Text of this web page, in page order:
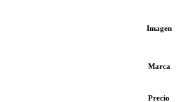
Imagen
Marca
Precio